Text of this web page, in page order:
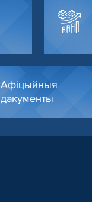
Афіцыйныя
дакументы